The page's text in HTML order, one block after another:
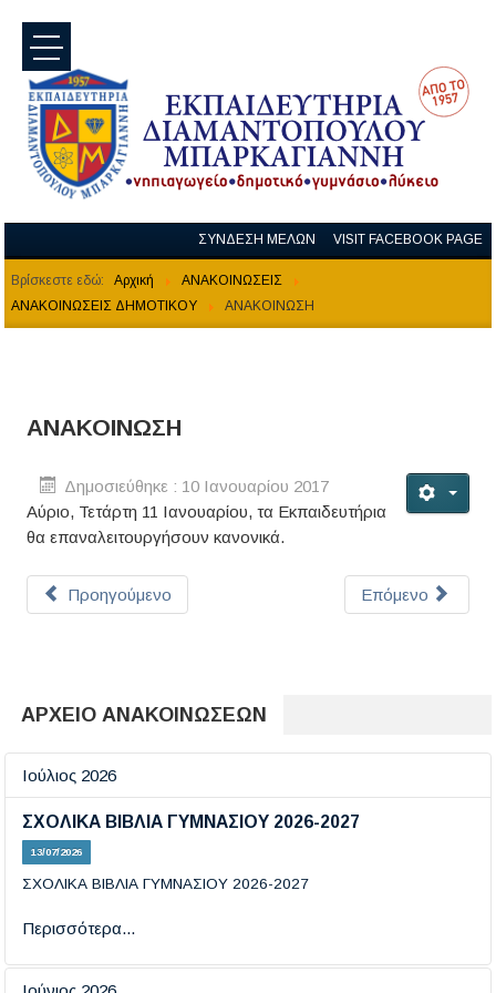
ΣΥΝΔΕΣΗ ΜΕΛΩΝ VISIT FACEBOOK PAGE
Βρίσκεστε εδώ: Αρχική
ΑΝΑΚΟΙΝΩΣΕΙΣ
ΑΝΑΚΟΙΝΩΣΕΙΣ ΔΗΜΟΤΙΚΟΥ
ΑΝΑΚΟΙΝΩΣΗ
ΑΝΑΚΟΙΝΩΣΗ
Δημοσιεύθηκε : 10 Ιανουαρίου 2017
Αύριο, Τετάρτη 11 Ιανουαρίου, τα Εκπαιδευτήρια
θα επαναλειτουργήσουν κανονικά.
Προηγούμενο Επόμενο
ΑΡΧΕΙΟ ΑΝΑΚΟΙΝΩΣΕΩΝ
Ιούλιος 2026
ΣΧΟΛΙΚΑ ΒΙΒΛΙΑ ΓΥΜΝΑΣΙΟΥ 2026-2027
13/07/2026
ΣΧΟΛΙΚΑ ΒΙΒΛΙΑ ΓΥΜΝΑΣΙΟΥ 2026-2027
Περισσότερα...